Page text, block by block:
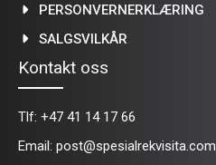
PERSONVERNERKLÆRING
SALGSVILKÅR
Kontakt oss
Tlf: +47 41 14 17 66
Email: post@spesialrekvisita.com